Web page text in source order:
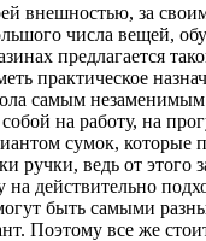
внешностью, за
числа вещей,
предлагается
практическое
самым
на работу, на
сумок,
ведь от этого
на действительно
быть самыми
Поэтому все же